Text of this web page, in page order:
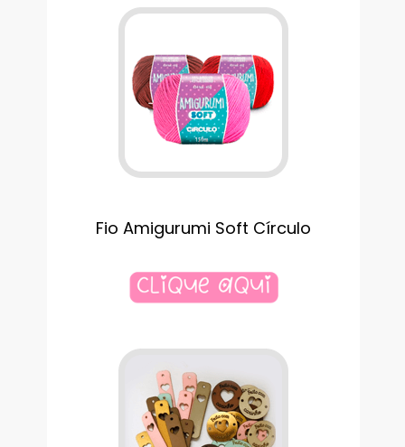
Fio Amigurumi Soft Círculo